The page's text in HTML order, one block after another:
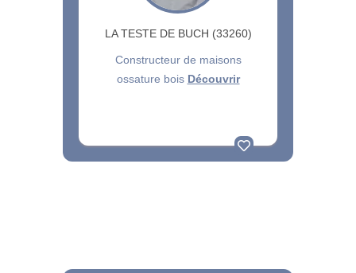
LA TESTE DE BUCH (33260)
Constructeur de maisons
ossature bois Découvrir